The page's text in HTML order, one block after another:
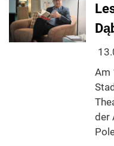
Am
der